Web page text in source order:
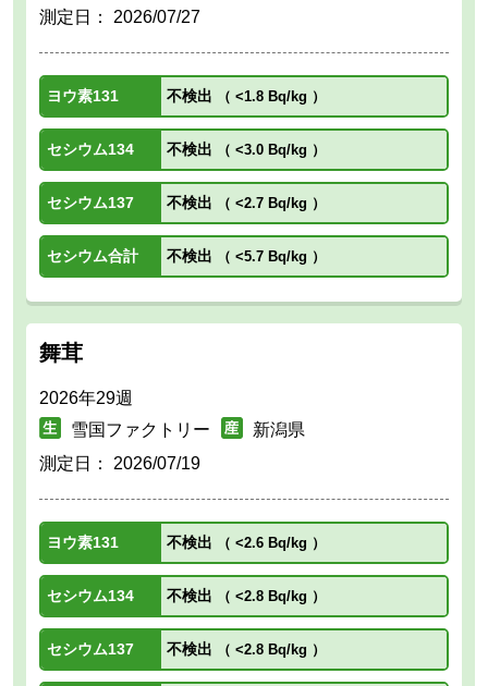
測定日： 2026/07/27
ヨウ素131 不検出 （ <1.8 Bq/kg ）
セシウム134 不検出 （ <3.0 Bq/kg ）
セシウム137 不検出 （ <2.7 Bq/kg ）
セシウム合計 不検出 （ <5.7 Bq/kg ）
舞茸
2026年29週
雪国ファクトリー
新潟県
測定日： 2026/07/19
ヨウ素131 不検出 （ <2.6 Bq/kg ）
セシウム134 不検出 （ <2.8 Bq/kg ）
セシウム137 不検出 （ <2.8 Bq/kg ）